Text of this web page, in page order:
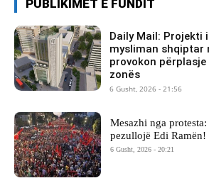
PUBLIKIMET E FUNDIT
Daily Mail:
mysliman shqiptar
provokon
zonës
6 Gusht, 2026 - 21:56
Mesazhi nga
pezullojë Edi Ramën!
6 Gusht, 2026 - 20:21